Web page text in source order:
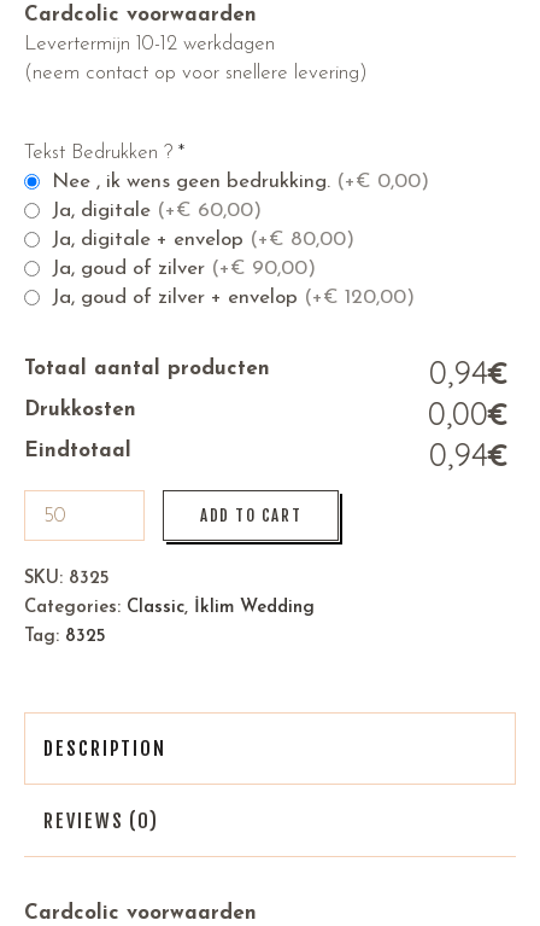
Cardcolic voorwaarden
Levertermijn 10-12 werkdagen
(neem contact op voor snellere levering)
Tekst Bedrukken ? *
Nee , ik wens geen bedrukking. (+€ 0,00)
Ja, digitale (+€ 60,00)
Ja, digitale + envelop (+€ 80,00)
Ja, goud of zilver (+€ 90,00)
Ja, goud of zilver + envelop (+€ 120,00)
Totaal aantal producten €
0,94
Drukkosten €
0,00
Eindtotaal €
0,94
ADD TO CART
SKU: 8325
Categories: Classic, İklim Wedding
Tag: 8325
DESCRIPTION
REVIEWS (0)
Cardcolic voorwaarden